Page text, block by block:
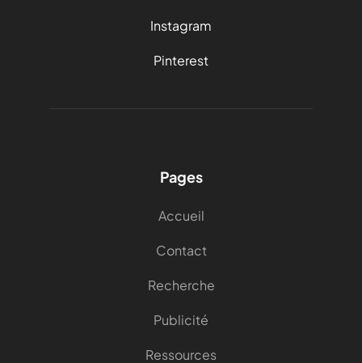
Instagram
Pinterest
Pages
Accueil
Contact
Recherche
Publicité
Ressources